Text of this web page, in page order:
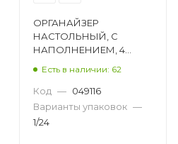
ОРГАНАЙЗЕР
НАСТОЛЬНЫЙ, С
НАПОЛНЕНИЕМ, 4
СИНИЙ, 3 ОТДЕЛЕНИЯ
4102301
Есть в наличии: 62
Код — 049116
Варианты упаковок —
1/24